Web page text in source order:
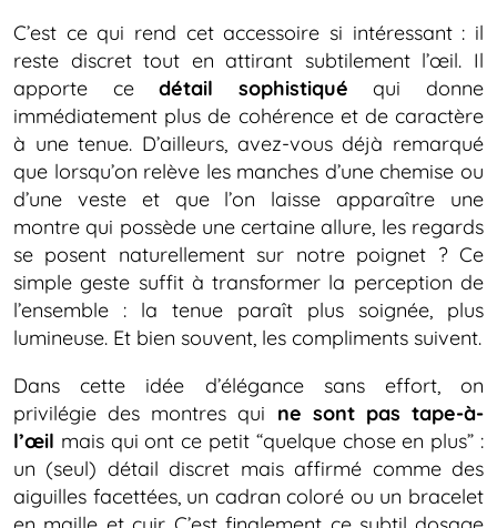
C’est ce qui rend cet accessoire si intéressant : il
reste discret tout en attirant subtilement l’œil. Il
apporte cedétail sophistiqué qui donne
immédiatement plus de cohérence et de caractère
à une tenue. D’ailleurs, avez-vous déjà remarqué
que lorsqu’on relève les manches d’une chemise ou
d’une veste et que l’on laisse apparaître une
montre qui possède une certaine allure, les regards
se posent naturellement sur notre poignet ? Ce
simple geste suffit à transformer la perception de
l’ensemble : la tenue paraît plus soignée, plus
lumineuse. Et bien souvent, les compliments suivent.
Dans cette idée d’élégance sans effort, on
privilégie des montres qui ne sont pas tape-à-
l’œil mais qui ont ce petit “quelque chose en plus” :
un (seul) détail discret mais affirmé comme des
aiguilles facettées, un cadran coloré ou un bracelet